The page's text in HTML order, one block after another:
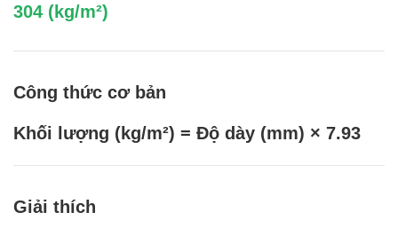
304 (kg/m²)
Công thức cơ bản
Khối lượng (kg/m²) = Độ dày (mm) × 7.93
Giải thích